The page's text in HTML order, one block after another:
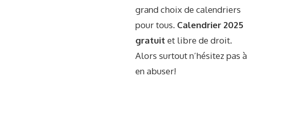
grand choix de calendriers
pour tous. Calendrier 2025
gratuit et libre de droit.
Alors surtout n’hésitez pas à
en abuser!